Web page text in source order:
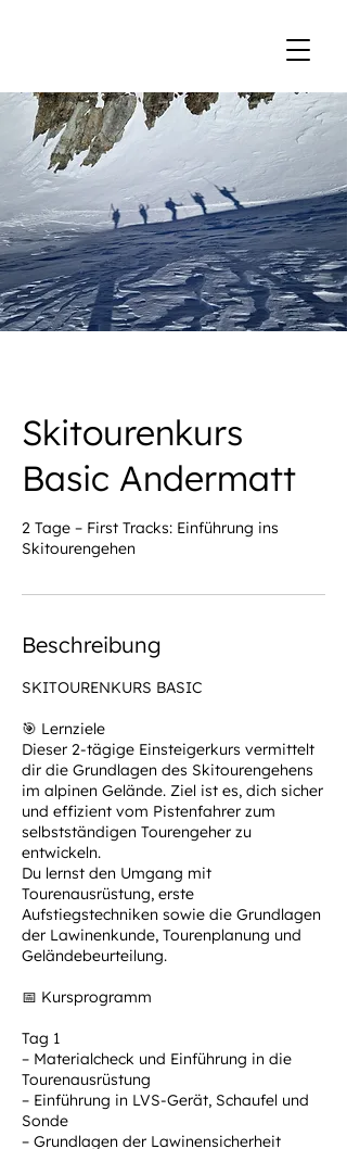
Skitourenkurs
Basic Andermatt
2 Tage – First Tracks: Einführung ins
Skitourengehen
Beschreibung
SKITOURENKURS BASIC
🎯 Lernziele
Dieser 2-tägige Einsteigerkurs vermittelt
dir die Grundlagen des Skitourengehens
im alpinen Gelände. Ziel ist es, dich sicher
und effizient vom Pistenfahrer zum
selbstständigen Tourengeher zu
entwickeln.
Du lernst den Umgang mit
Tourenausrüstung, erste
Aufstiegstechniken sowie die Grundlagen
der Lawinenkunde, Tourenplanung und
Geländebeurteilung.
📅 Kursprogramm
Tag 1
– Materialcheck und Einführung in die
Tourenausrüstung
– Einführung in LVS-Gerät, Schaufel und
Sonde
– Grundlagen der Lawinensicherheit